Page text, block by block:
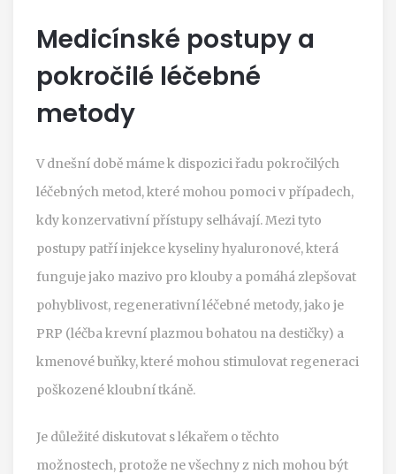
Medicínské postupy a
pokročilé léčebné
metody
V dnešní době máme k dispozici řadu pokročilých
léčebných metod, které mohou pomoci v případech,
kdy konzervativní přístupy selhávají. Mezi tyto
postupy patří injekce kyseliny hyaluronové, která
funguje jako mazivo pro klouby a pomáhá zlepšovat
pohyblivost, regenerativní léčebné metody, jako je
PRP (léčba krevní plazmou bohatou na destičky) a
kmenové buňky, které mohou stimulovat regeneraci
poškozené kloubní tkáně.
Je důležité diskutovat s lékařem o těchto
možnostech, protože ne všechny z nich mohou být